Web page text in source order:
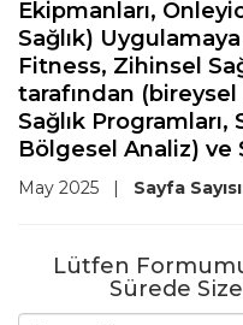
Ekipmanları,
Sağlık)
Fitness, Zihinsel
tarafından
Sağlık Programları,
Bölgesel Analiz) ve
May 2025 | Sayfa
Lütfen
Sürede